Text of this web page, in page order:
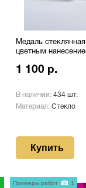
Медаль
цветным
1 100 р.
В наличии: 434 шт.
Материал: Стекло
Купить
Примеры работ 1